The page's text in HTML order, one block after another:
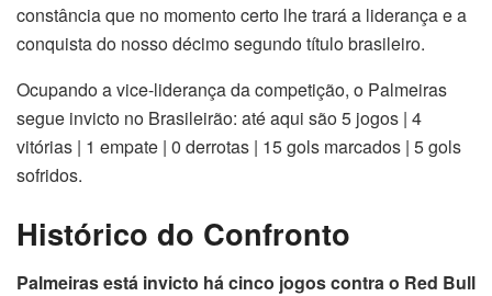
constância que no momento certo lhe trará a liderança e a
conquista do nosso décimo segundo título brasileiro.
Ocupando a vice-liderança da competição, o Palmeiras
segue invicto no Brasileirão: até aqui são 5 jogos | 4
vitórias | 1 empate | 0 derrotas | 15 gols marcados | 5 gols
sofridos.
Histórico do Confronto
Palmeiras está invicto há cinco jogos contra o Red Bull